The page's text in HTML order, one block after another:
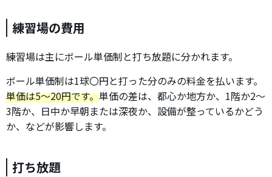
練習場の費用
練習場は主にボール単価制と打ち放題に分かれます。
ボール単価制は1球〇円と打った分のみの料金を払います。
単価は5～20円です。単価の差は、都心か地方か、1階か2～
3階か、日中か早朝または深夜か、設備が整っているかどう
か、などが影響します。
打ち放題